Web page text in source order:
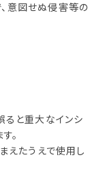
意図せぬ侵害等の
ると重大なインシ
。
えたうえで使用し